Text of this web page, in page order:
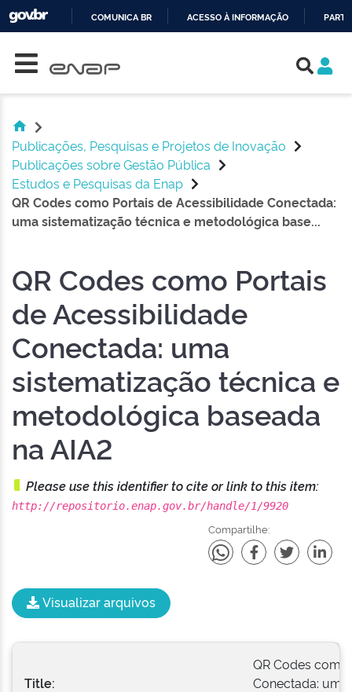
COMUNICA BR ACESSO À INFORMAÇÃO
Publicações, Pesquisas e Projetos de Inovação
Publicações sobre Gestão Pública
Estudos e Pesquisas da Enap
QR Codes como Portais de Acessibilidade Conectada:
uma sistematização técnica e metodológica base...
QR Codes como Portais
de Acessibilidade
Conectada: uma
sistematização técnica e
metodológica baseada
na AIA2
Please use this identifier to cite or link to this item:
http://repositorio.enap.gov.br/handle/1/9920
Compartilhe:
Visualizar arquivos
Title:
QR Codes
Conectada: